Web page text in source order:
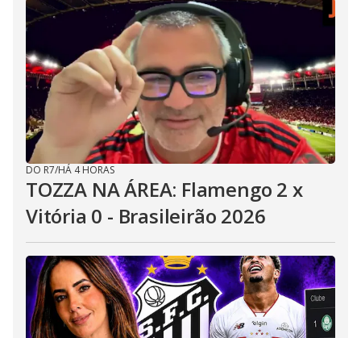
DO R7/HÁ 4 HORAS
TOZZA NA ÁREA: Flamengo 2 x
Vitória 0 - Brasileirão 2026